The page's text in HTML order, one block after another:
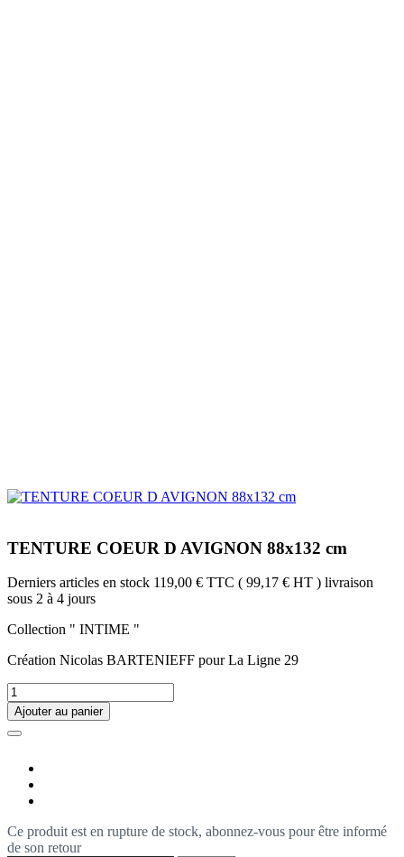
TENTURE COEUR D AVIGNON 88x132 cm
Derniers articles en stock 119,00 € TTC ( 99,17 € HT ) livraison
sous 2 à 4 jours
Collection " INTIME "
Création Nicolas BARTENIEFF pour La Ligne 29
Ajouter au panier
Ce produit est en rupture de stock, abonnez-vous pour être informé
de son retour